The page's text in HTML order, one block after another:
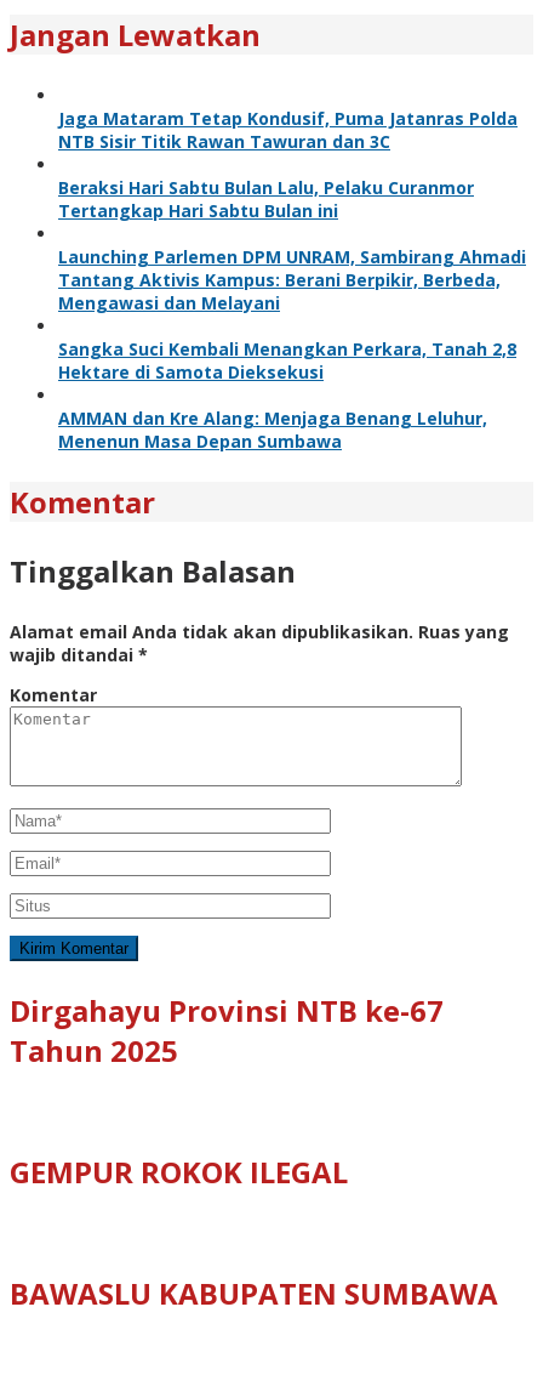
Jangan Lewatkan
Jaga Mataram Tetap Kondusif, Puma Jatanras Polda
NTB Sisir Titik Rawan Tawuran dan 3C
Beraksi Hari Sabtu Bulan Lalu, Pelaku Curanmor
Tertangkap Hari Sabtu Bulan ini
Launching Parlemen DPM UNRAM, Sambirang Ahmadi
Tantang Aktivis Kampus: Berani Berpikir, Berbeda,
Mengawasi dan Melayani
Sangka Suci Kembali Menangkan Perkara, Tanah 2,8
Hektare di Samota Dieksekusi
AMMAN dan Kre Alang: Menjaga Benang Leluhur,
Menenun Masa Depan Sumbawa
Komentar
Tinggalkan Balasan
Alamat email Anda tidak akan dipublikasikan. Ruas yang
wajib ditandai *
Komentar
Dirgahayu Provinsi NTB ke-67
Tahun 2025
GEMPUR ROKOK ILEGAL
BAWASLU KABUPATEN SUMBAWA